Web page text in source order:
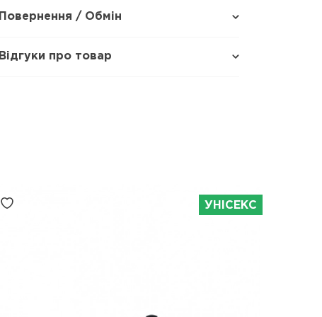
Повернення / Обмін
Відгуки про товар
УНІСЕКС